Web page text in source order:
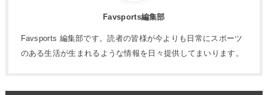
Favsports編集部
Favsports 編集部です。読者の皆様が今よりも日常にスポーツ
のある生活が生まれるような情報を日々提供してまいります。